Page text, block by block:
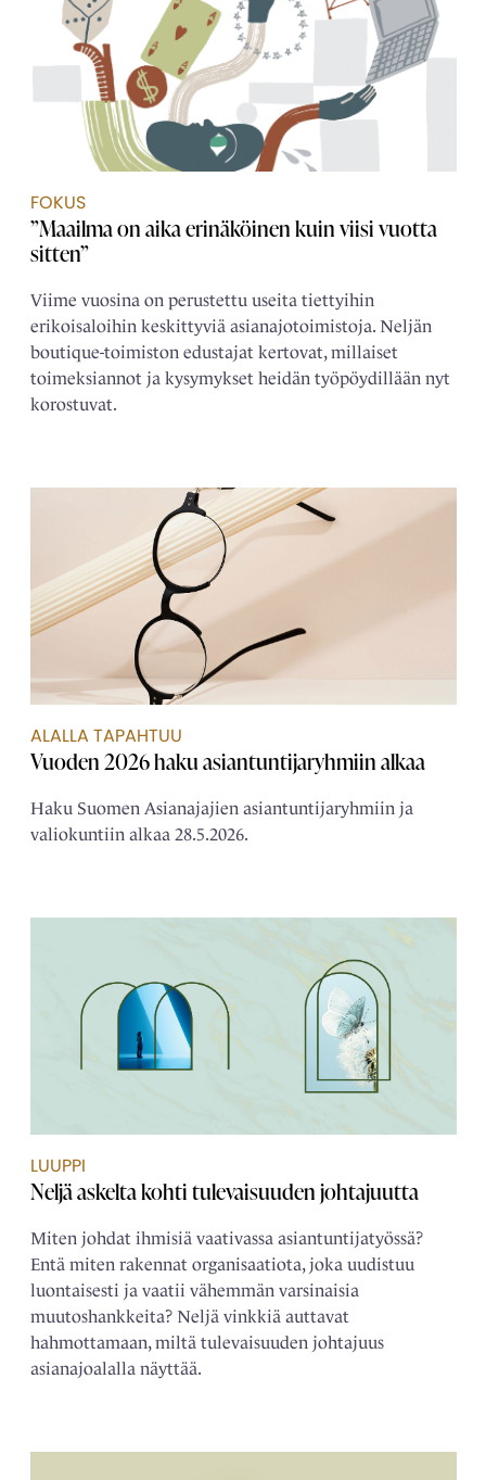
FOKUS
”Maailma on aika erinäköinen kuin viisi vuotta
sitten”
Viime vuosina on perustettu useita tiettyihin
erikoisaloihin keskittyviä asianajotoimistoja. Neljän
boutique-toimiston edustajat kertovat, millaiset
toimeksiannot ja kysymykset heidän työpöydillään nyt
korostuvat.
ALALLA TAPAHTUU
Vuoden 2026 haku asiantuntijaryhmiin alkaa
Haku Suomen Asianajajien asiantuntijaryhmiin ja
valiokuntiin alkaa 28.5.2026.
LUUPPI
Neljä askelta kohti tulevaisuuden johtajuutta
Miten johdat ihmisiä vaativassa asiantuntijatyössä?
Entä miten rakennat organisaatiota, joka uudistuu
luontaisesti ja vaatii vähemmän varsinaisia
muutoshankkeita? Neljä vinkkiä auttavat
hahmottamaan, miltä tulevaisuuden johtajuus
asianajoalalla näyttää.